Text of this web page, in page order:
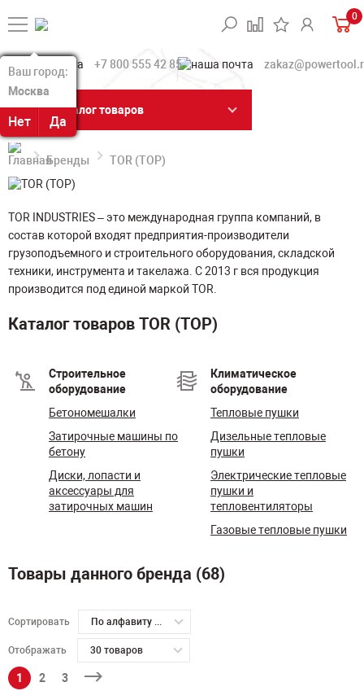
Ваш город:
Москва
Нет Да
Ваш город:
Москва
Нет Да
0
+7 800 555 42 85
Каталог товаров
Бренды TOR (ТОР)
TOR INDUSTRIES – это международная группа компаний, в
состав которой входят предприятия-производители
грузоподъемного и строительного оборудования, складской
техники, инструмента и такелажа. С 2013 г вся продукция
производится под единой маркой TOR.
Каталог товаров TOR (ТОР)
Строительное
оборудование
Бетономешалки
Затирочные машины по
бетону
Диски, лопасти и
аксессуары для
затирочных машин
Климатическое
оборудование
Тепловые пушки
Дизельные тепловые
пушки
Электрические тепловые
пушки и
тепловентиляторы
Газовые тепловые пушки
Товары данного бренда (68)
Сортировать По алфавиту А-Я
Отображать 30 товаров
1 2 3